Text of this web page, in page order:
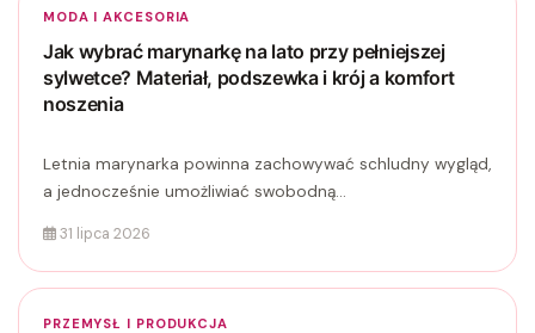
MODA I AKCESORIA
Jak wybrać marynarkę na lato przy pełniejszej
sylwetce? Materiał, podszewka i krój a komfort
noszenia
Letnia marynarka powinna zachowywać schludny wygląd,
a jednocześnie umożliwiać swobodną...
31 lipca 2026
PRZEMYSŁ I PRODUKCJA